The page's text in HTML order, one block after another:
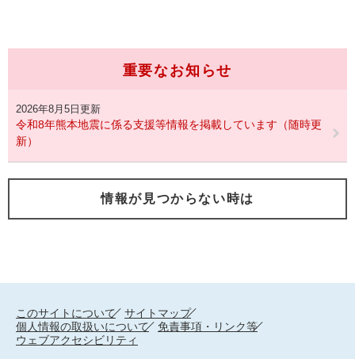
重要なお知らせ
2026年8月5日更新
令和8年熊本地震に係る支援等情報を掲載しています（随時更
新）
情報が見つからない時は
このサイトについて
サイトマップ
個人情報の取扱いについて
免責事項・リンク等
ウェブアクセシビリティ